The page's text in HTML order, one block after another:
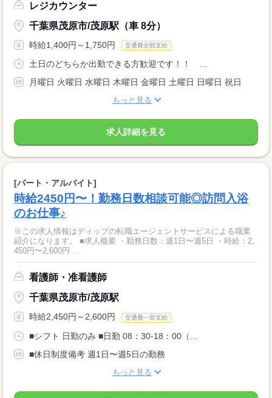
レジカウンター
千葉県茂原市/茂原駅（車 8分）
時給1,400円～1,750円 交通費全額支給
土日のどちらか出勤できる方歓迎です！！ ...
月曜日 火曜日 水曜日 木曜日 金曜日 土曜日 日曜日 祝日
もっと見る
求人詳細を見る
[パート・アルバイト]
時給2450円〜！勤務日数相談可能◎訪問入浴
のお仕事♪
※この求人情報はディップの転職エージェントサービスによる職業
紹介になります。 ■求人概要 ・勤務日数：週1日〜週5日 ・時給：2,
450円〜2,600円 ...
看護師・准看護師
千葉県茂原市/茂原駅
時給2,450円～2,600円 交通費一部支給
■シフト 日勤のみ ■日勤 08：30-18：00（...
■休日制度備考 週1日〜週5日の勤務
もっと見る